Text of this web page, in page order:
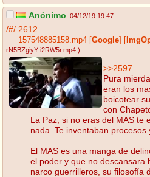
Anónimo 04/12/19 19:47
/#/ 2612
157548885158.mp4 Google
rN5BZgiyY-i2RW5r.mp4 )
>>2597
Pura
eran los
boicotear
con
La Paz, si no eras del MAS te
nada. Te inventaban procesos
El MAS es una manga de
el poder y que no descansara
narco guerrilleros, su filosofía